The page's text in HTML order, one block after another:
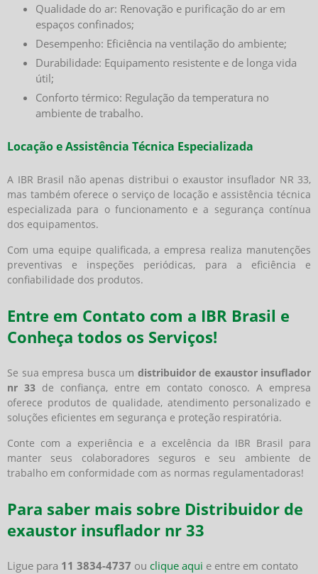
Qualidade do ar: Renovação e purificação do ar em
espaços confinados;
Desempenho: Eficiência na ventilação do ambiente;
Durabilidade: Equipamento resistente e de longa vida
útil;
Conforto térmico: Regulação da temperatura no
ambiente de trabalho.
Locação e Assistência Técnica Especializada
A IBR Brasil não apenas distribui o exaustor insuflador NR 33,
mas também oferece o serviço de locação e assistência técnica
especializada para o funcionamento e a segurança contínua
dos equipamentos.
Com uma equipe qualificada, a empresa realiza manutenções
preventivas e inspeções periódicas, para a eficiência e
confiabilidade dos produtos.
Entre em Contato com a IBR Brasil e
Conheça todos os Serviços!
Se sua empresa busca um distribuidor de exaustor insuflador
nr 33de confiança, entre em contato conosco. A empresa
oferece produtos de qualidade, atendimento personalizado e
soluções eficientes em segurança e proteção respiratória.
Conte com a experiência e a excelência da IBR Brasil para
manter seus colaboradores seguros e seu ambiente de
trabalho em conformidade com as normas regulamentadoras!
Para saber mais sobre Distribuidor de
exaustor insuflador nr 33
Ligue para 11 3834-4737 ou clique aqui e entre em contato